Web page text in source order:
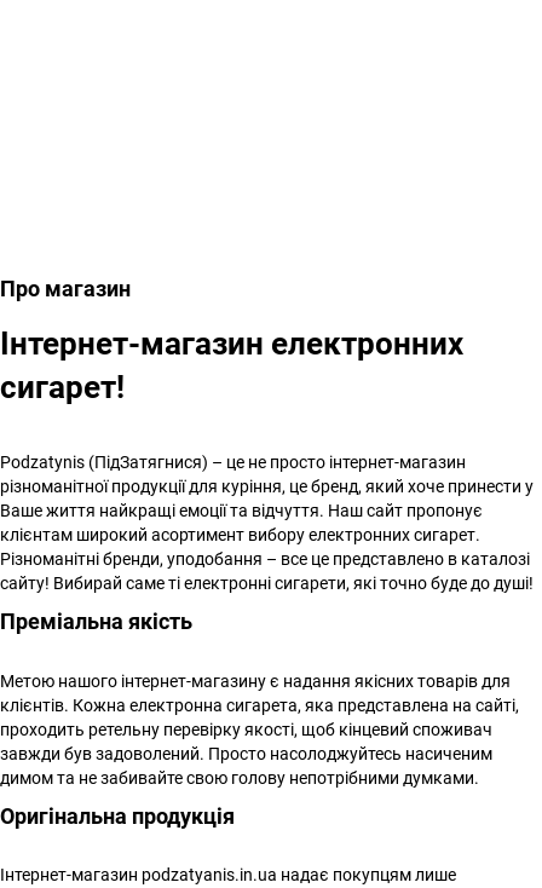
Про магазин
Інтернет-магазин електронних
сигарет!
Podzatynis (ПідЗатягнися) – це не просто інтернет-магазин
різноманітної продукції для куріння, це бренд, який хоче принести у
Ваше життя найкращі емоції та відчуття. Наш сайт пропонує
клієнтам широкий асортимент вибору електронних сигарет.
Різноманітні бренди, уподобання – все це представлено в каталозі
сайту! Вибирай саме ті електронні сигарети, які точно буде до душі!
Преміальна якість
Метою нашого інтернет-магазину є надання якісних товарів для
клієнтів. Кожна електронна сигарета, яка представлена ​​на сайті,
проходить ретельну перевірку якості, щоб кінцевий споживач
завжди був задоволений. Просто насолоджуйтесь насиченим
димом та не забивайте свою голову непотрібними думками.
Оригінальна продукція
Інтернет-магазин podzatyanis.in.ua надає покупцям лише